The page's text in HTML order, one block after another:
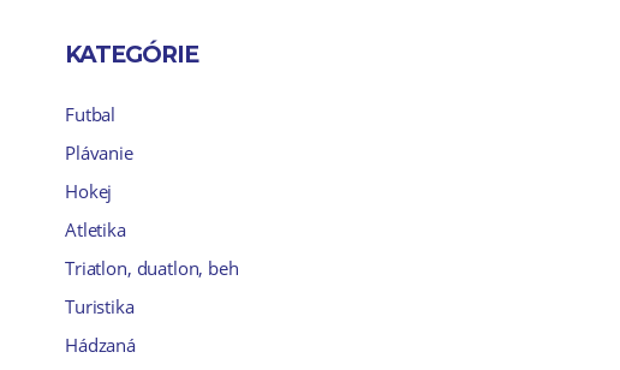
KATEGÓRIE
Futbal
Plávanie
Hokej
Atletika
Triatlon, duatlon, beh
Turistika
Hádzaná